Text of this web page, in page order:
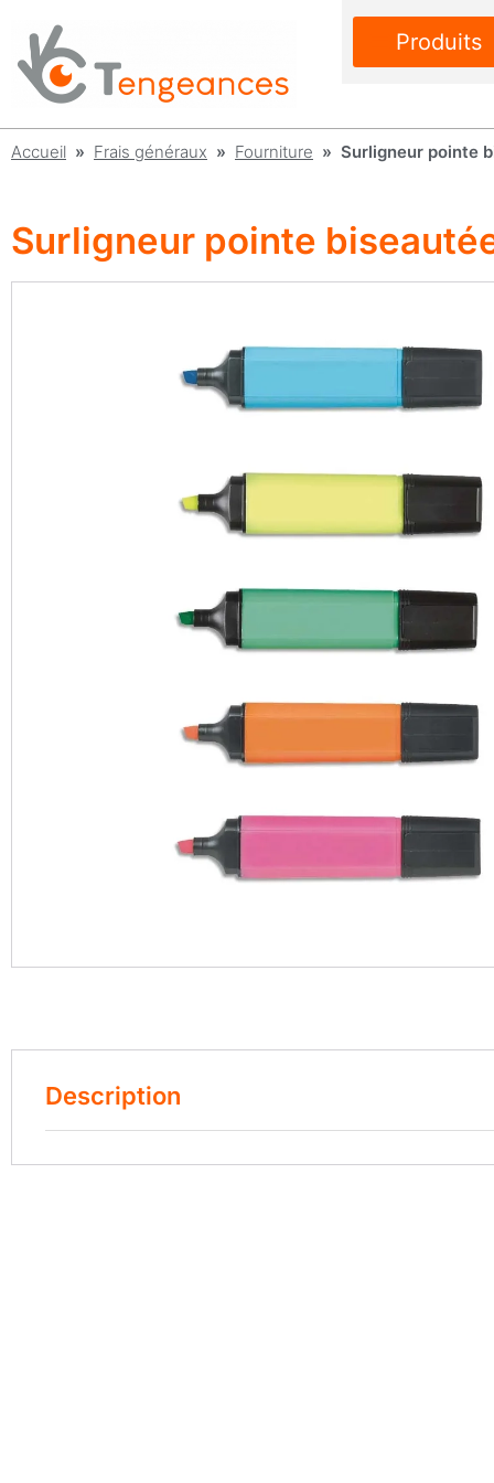
Produits
Accueil » Frais généraux » Fourniture » Surligneur pointe
Surligneur pointe
Description